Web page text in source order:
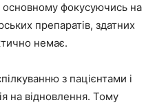
основному фокусуючись на
препаратів, здатних
немає.
з пацієнтами і
на відновлення. Тому